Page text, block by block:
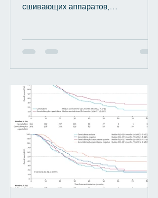
сшивающих аппаратов,